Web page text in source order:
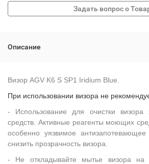
Описание
Визор AGV K6 S SP1 Iridium Blue.
При использовании визора не
- Использование для очистки
средств. Активные реагенты моющих
особенно уязвимое
снизить прозрачность визора.
- Не откладывайте мытье визора на